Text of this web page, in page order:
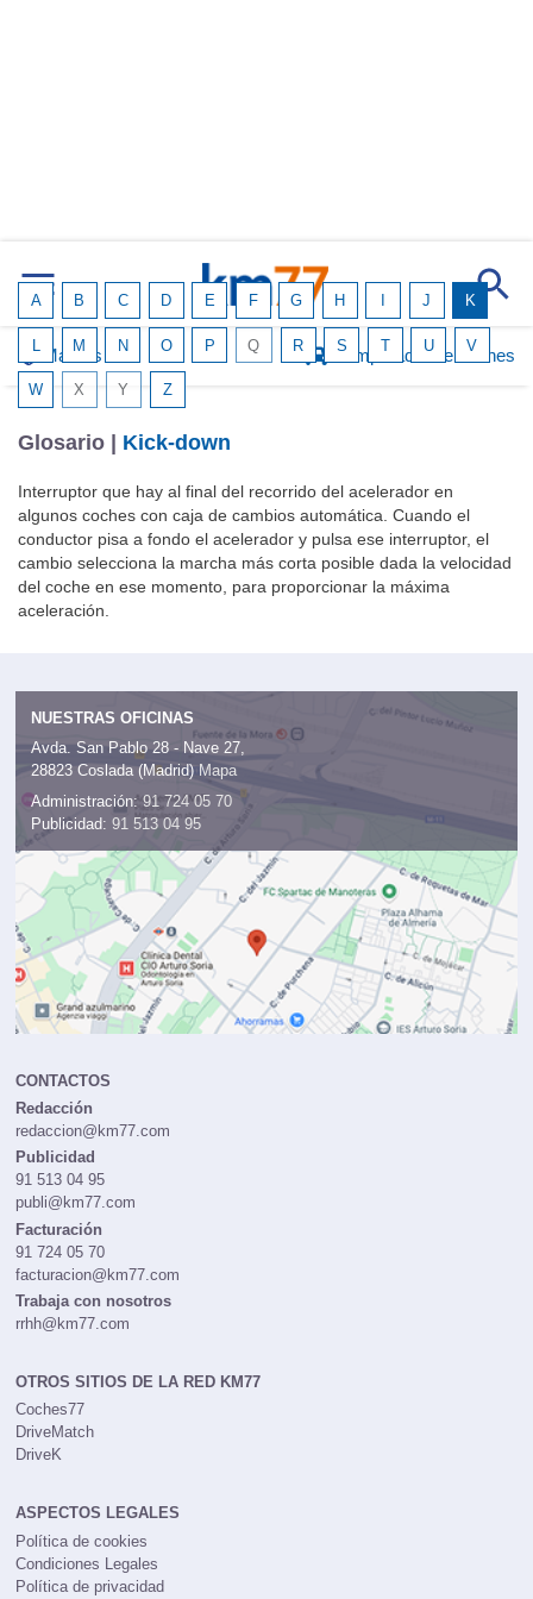
Marcas Comparador de coches
A B C D E F G H J K
L M N O P Q R S T U V
W X Y Z
Glosario | Kick-down
Interruptor que hay al final del recorrido del acelerador en
algunos coches con caja de cambios automática. Cuando el
conductor pisa a fondo el acelerador y pulsa ese interruptor, el
cambio selecciona la marcha más corta posible dada la velocidad
del coche en ese momento, para proporcionar la máxima
aceleración.
NUESTRAS OFICINAS
Avda. San Pablo 28 - Nave 27,
28823 Coslada (Madrid) Mapa
Administración: 91 724 05 70
Publicidad: 91 513 04 95
CONTACTOS
Redacción
redaccion@km77.com
Publicidad
91 513 04 95
publi@km77.com
Facturación
91 724 05 70
facturacion@km77.com
Trabaja con nosotros
rrhh@km77.com
OTROS SITIOS DE LA RED KM77
Coches77
DriveMatch
DriveK
ASPECTOS LEGALES
Política de cookies
Condiciones Legales
Política de privacidad